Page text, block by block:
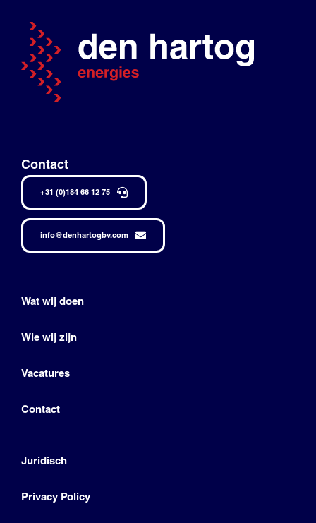
Contact
+31 (0)184 66 12 75
info@denhartogbv.com
Wat wij doen
Wie wij zijn
Vacatures
Contact
Juridisch
Privacy Policy